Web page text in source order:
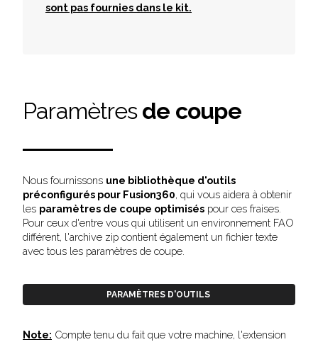
sont pas fournies dans le kit.
Paramètres de coupe
Nous fournissons une bibliothèque d'outils
préconfigurés pour Fusion360, qui vous aidera à obtenir
les paramètres de coupe optimisés pour ces fraises.
Pour ceux d'entre vous qui utilisent un environnement FAO
différent, l'archive zip contient également un fichier texte
avec tous les paramètres de coupe.
PARAMÈTRES D'OUTILS
Note: Compte tenu du fait que votre machine, l'extension